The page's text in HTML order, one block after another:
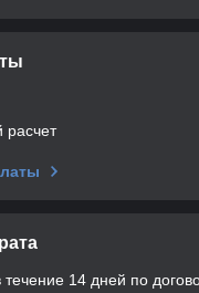
расчет
течение 14 дней по